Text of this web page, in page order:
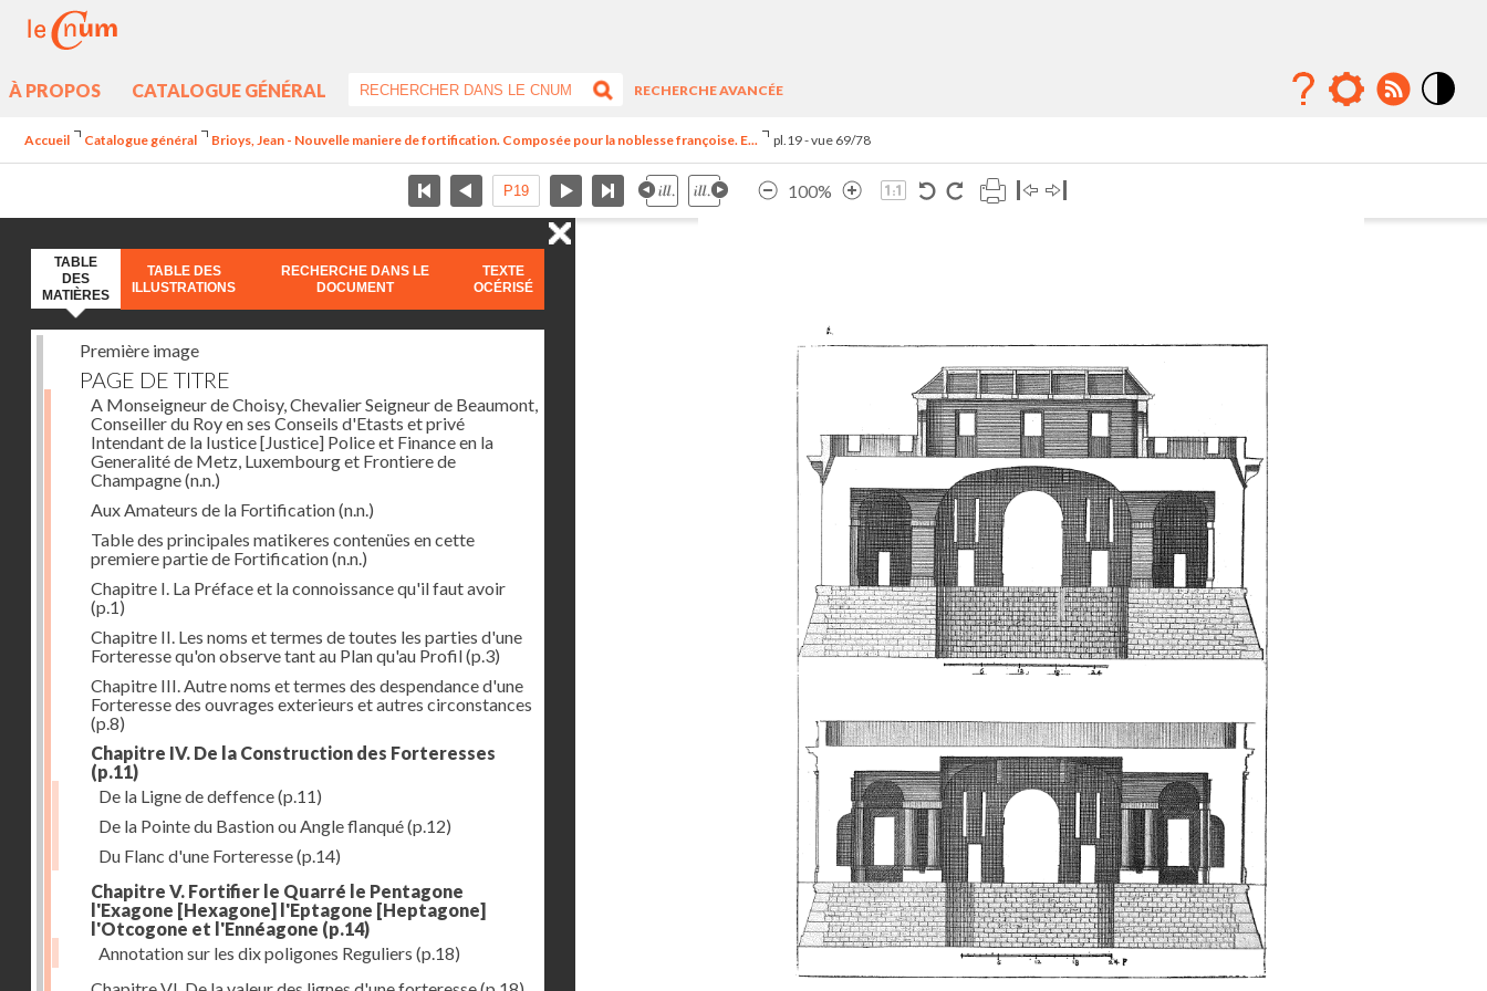
À PROPOS CATALOGUE GÉNÉRAL
RECHERCHE AVANCÉE
Accueil Catalogue général Brioys, Jean - Nouvelle maniere de fortification. Composée pour la noblesse françoise. E... pl.19 - vue 69/78
100%
TABLE
DES
MATIÈRES
TABLE DES
ILLUSTRATIONS
RECHERCHE DANS LE
DOCUMENT
TEXTE
OCÉRISÉ
Première image
PAGE DE TITRE
A Monseigneur de Choisy, Chevalier Seigneur de Beaumont,
Conseiller du Roy en ses Conseils d'Etasts et privé
Intendant de la Iustice [Justice] Police et Finance en la
Generalité de Metz, Luxembourg et Frontiere de
Champagne(n.n.)
Aux Amateurs de la Fortification(n.n.)
Table des principales matikeres contenües en cette
premiere partie de Fortification(n.n.)
Chapitre I. La Préface et la connoissance qu'il faut avoir
(p.1)
Chapitre II. Les noms et termes de toutes les parties d'une
Forteresse qu'on observe tant au Plan qu'au Profil(p.3)
Chapitre III. Autre noms et termes des despendance d'une
Forteresse des ouvrages exterieurs et autres circonstances
(p.8)
Chapitre IV. De la Construction des Forteresses
(p.11)
De la Ligne de deffence(p.11)
De la Pointe du Bastion ou Angle flanqué(p.12)
Du Flanc d'une Forteresse(p.14)
Chapitre V. Fortifier le Quarré le Pentagone
l'Exagone [Hexagone] l'Eptagone [Heptagone]
l'Otcogone et l'Ennéagone (p.14)
Annotation sur les dix poligones Reguliers (p.18)